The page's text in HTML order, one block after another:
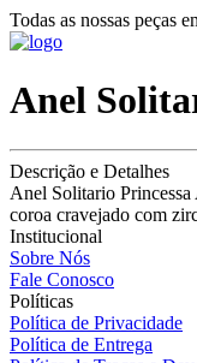
Todas as nossas peças
Anel
Descrição e Detalhes
Anel Solitario
coroa cravejado com
Institucional
Sobre Nós
Fale Conosco
Políticas
Política de Privacidade
Política de Entrega